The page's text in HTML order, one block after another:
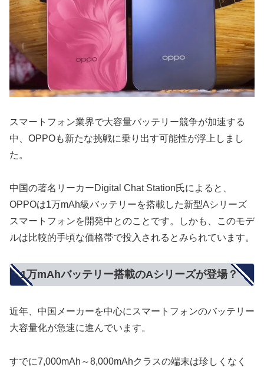
スマートフォン業界で大容量バッテリー競争が加速する
中、OPPOも新たな挑戦に乗り出す可能性が浮上しまし
た。
中国の著名リーカーDigital Chat Station氏によると、
OPPOは1万mAh級バッテリーを搭載した新型Aシリーズ
スマートフォンを開発中とのことです。しかも、このモデ
ルは比較的手頃な価格帯で投入されるとみられています。
1万mAhバッテリー搭載のAシリーズが登場？
近年、中国メーカーを中心にスマートフォンのバッテリー
大容量化が急速に進んでいます。
すでに7,000mAh～8,000mAhクラスの端末は珍しくなく